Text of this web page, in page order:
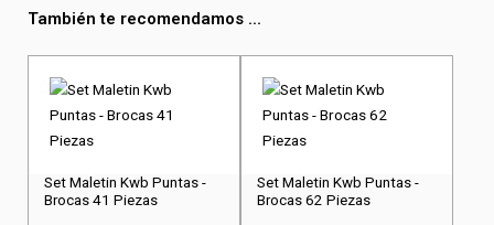
También te recomendamos ...
Set Maletin Kwb Puntas -
Brocas 41 Piezas
Set Maletin Kwb Puntas -
Brocas 62 Piezas